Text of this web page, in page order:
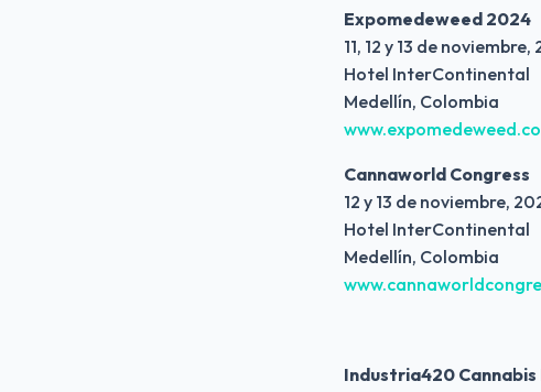
Expomedeweed 2024
11, 12 y 13 de noviembre,
Hotel InterContinental
Medellín, Colombia
Cannaworld Congress
12 y 13 de noviembre,
Hotel InterContinental
Medellín, Colombia
Industria420 Cannabis